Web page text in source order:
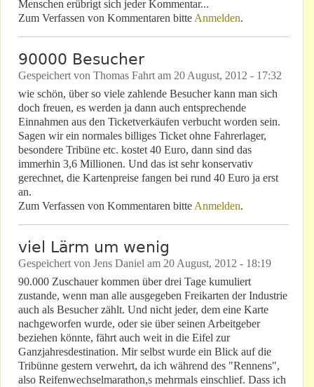
Menschen erübrigt sich jeder Kommentar...
Zum Verfassen von Kommentaren bitte Anmelden.
90000 Besucher
Gespeichert von Thomas Fahrt am 20 August, 2012 - 17:32
wie schön, über so viele zahlende Besucher kann man sich
doch freuen, es werden ja dann auch entsprechende
Einnahmen aus den Ticketverkäufen verbucht worden sein.
Sagen wir ein normales billiges Ticket ohne Fahrerlager,
besondere Tribüne etc. kostet 40 Euro, dann sind das
immerhin 3,6 Millionen. Und das ist sehr konservativ
gerechnet, die Kartenpreise fangen bei rund 40 Euro ja erst
an.
Zum Verfassen von Kommentaren bitte Anmelden.
viel Lärm um wenig
Gespeichert von Jens Daniel am 20 August, 2012 - 18:19
90.000 Zuschauer kommen über drei Tage kumuliert
zustande, wenn man alle ausgegeben Freikarten der Industrie
auch als Besucher zählt. Und nicht jeder, dem eine Karte
nachgeworfen wurde, oder sie über seinen Arbeitgeber
beziehen könnte, fährt auch weit in die Eifel zur
Ganzjahresdestination. Mir selbst wurde ein Blick auf die
Tribünne gestern verwehrt, da ich während des "Rennens",
also Reifenwechselmarathon,s mehrmals einschlief. Dass ich